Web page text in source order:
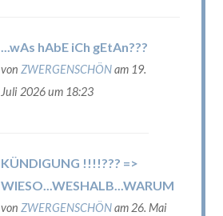
...wAs hAbE iCh gEtAn???
von ZWERGENSCHÖNam 19.
Juli 2026 um 18:23
KÜNDIGUNG !!!!??? =>
WIESO...WESHALB...WARUM
von ZWERGENSCHÖNam 26. Mai